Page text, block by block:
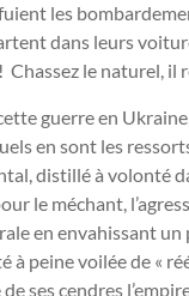
les
dans leurs
Chassez le naturel, il
guerre en
en sont les
distillé à volonté
le méchant,
en envahissant un
à peine voilée de «
ses cendres